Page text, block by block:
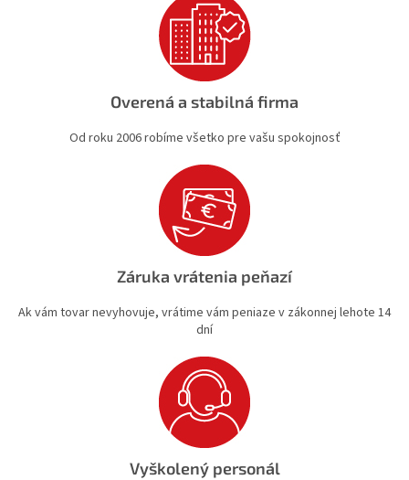
i
s
u
Overená a stabilná firma
Od roku 2006 robíme všetko pre vašu spokojnosť
Záruka vrátenia peňazí
Ak vám tovar nevyhovuje, vrátime vám peniaze v zákonnej lehote 14
dní
Vyškolený personál